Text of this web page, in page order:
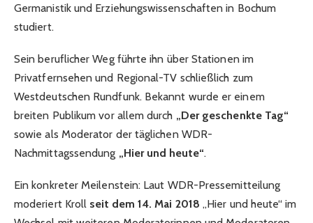
Germanistik und Erziehungswissenschaften in Bochum
studiert.
Sein beruflicher Weg führte ihn über Stationen im
Privatfernsehen und Regional-TV schließlich zum
Westdeutschen Rundfunk. Bekannt wurde er einem
breiten Publikum vor allem durch „Der geschenkte Tag“
sowie als Moderator der täglichen WDR-
Nachmittagssendung „Hier und heute“.
Ein konkreter Meilenstein: Laut WDR-Pressemitteilung
moderiert Kroll seit dem 14. Mai 2018 „Hier und heute“ im